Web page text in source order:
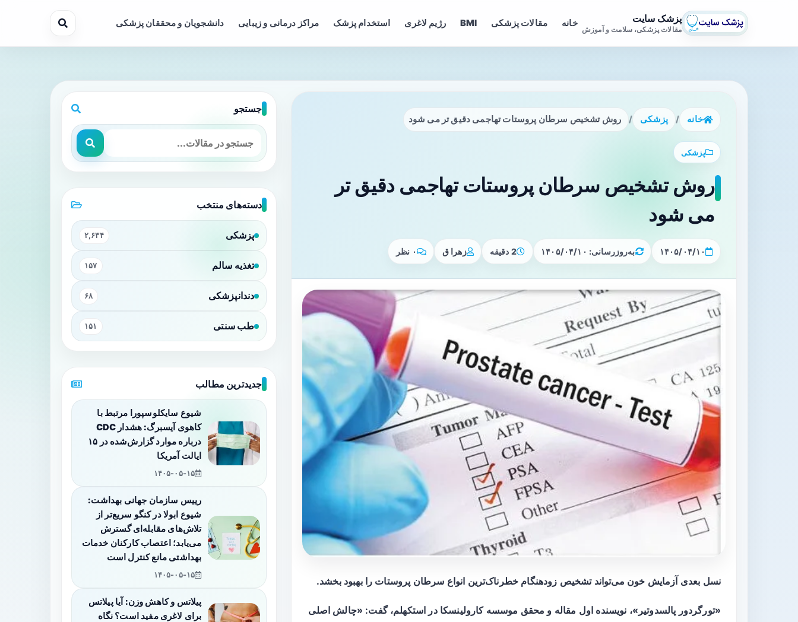
پزشک سایت
مقالات پزشکی، سلامت و آموزش
خانه مقالات پزشکی BMI رژیم لاغری استخدام پزشک مراکز درمانی و زیبایی دانشجویان و محققان پزشکی
خانه / پزشکی / روش تشخیص سرطان پروستات تهاجمی دقیق تر می شود
پزشکی
روش تشخیص سرطان پروستات تهاجمی دقیق تر
می شود
۱۴۰۵/۰۴/۱۰ به‌روزرسانی: ۱۴۰۵/۰۴/۱۰ 2 دقیقه زهرا ق ۰ نظر
نسل بعدی آزمایش خون می‌تواند تشخیص زودهنگام خطرناک‌ترین انواع سرطان پروستات را بهبود بخشد.
«تورگردور پالسدوتیر»، نویسنده اول مقاله و محقق موسسه کارولینسکا در استکهلم، گفت: «چالش اصلی
جستجو
دسته‌های منتخب
پزشکی ۲,۶۳۴
تغذیه سالم ۱۵۷
دندانپزشکی ۶۸
طب سنتی ۱۵۱
جدیدترین مطالب
شیوع سایکلوسپورا مرتبط با
کاهوی آیسبرگ: هشدار CDC
درباره موارد گزارش‌شده در ۱۵
ایالت آمریکا
۱۴۰۵-۰۵-۱۵
رییس سازمان جهانی بهداشت:
شیوع ابولا در کنگو سریع‌تر از
تلاش‌های مقابله‌ای گسترش
می‌یابد؛ اعتصاب کارکنان خدمات
بهداشتی مانع کنترل است
۱۴۰۵-۰۵-۱۵
پیلاتس و کاهش وزن: آیا پیلاتس
برای لاغری مفید است؟ نگاه